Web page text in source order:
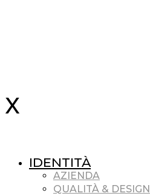
IDENTITÀ
AZIENDA
QUALITÀ & DESIGN